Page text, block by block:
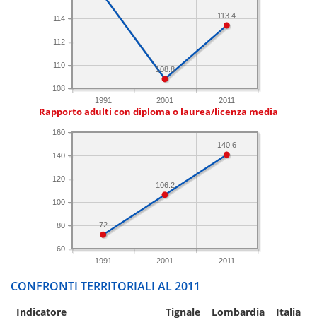
1991 2001 2011
108
110
112
114 113.4
108.8
Rapporto adulti con diploma o laurea/licenza media
1991 2001 2011
60
80
100
120
140
160
140.6
106.2
72
CONFRONTI TERRITORIALI AL 2011
Indicatore Tignale Lombardia Italia